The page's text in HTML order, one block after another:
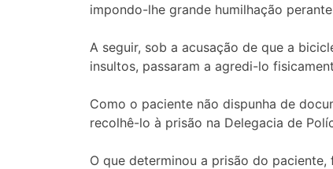
impondo-lhe grande humilhação
A seguir, sob a acusação de que a
insultos, passaram a agredi-lo
Como o paciente não dispunha de
recolhê-lo à prisão na Delegacia de
O que determinou a prisão do